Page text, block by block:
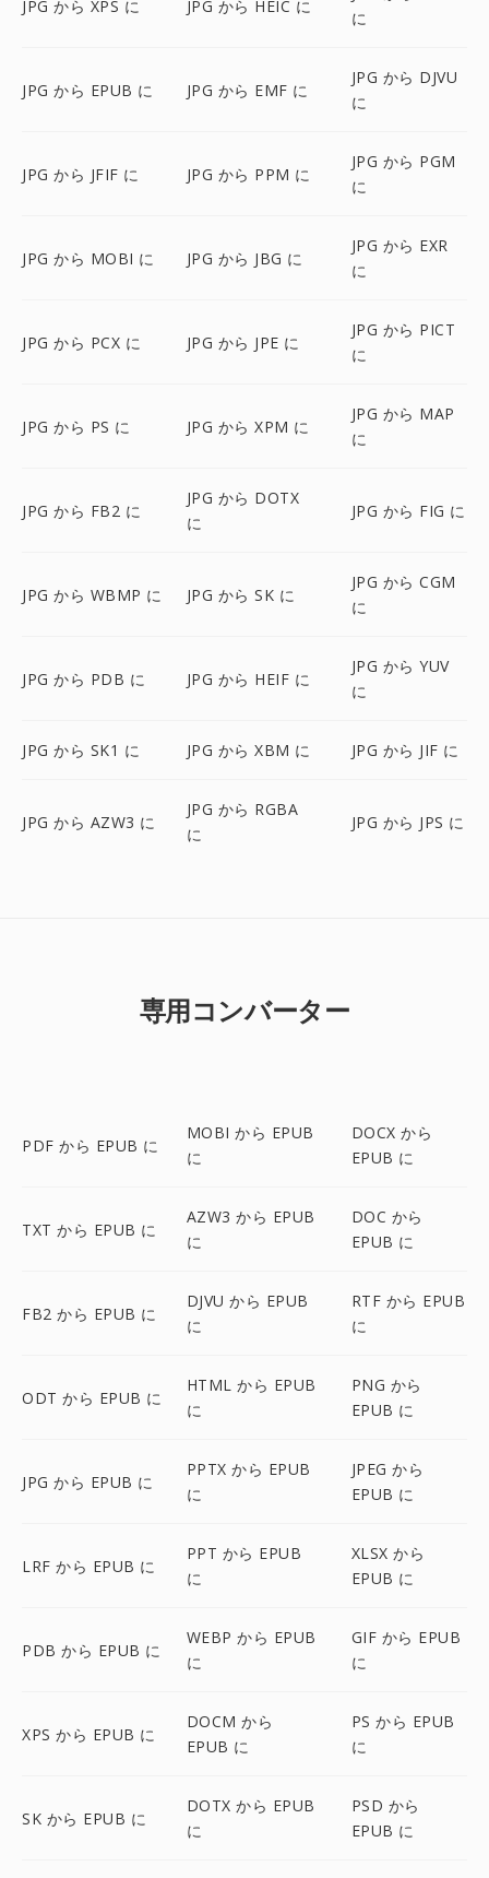
JPG から XPS に JPG から HEIC に
に
JPG から EPUB に JPG から EMF に
JPG から DJVU
に
JPG から JFIF に JPG から PPM に
JPG から PGM
に
JPG から MOBI に JPG から JBG に
JPG から EXR
に
JPG から PCX に JPG から JPE に
JPG から PICT
に
JPG から PS に JPG から XPM に
JPG から MAP
に
JPG から FB2 に
JPG から DOTX
に
JPG から FIG に
JPG から WBMP に JPG から SK に
JPG から CGM
に
JPG から PDB に JPG から HEIF に
JPG から YUV
に
JPG から SK1 に JPG から XBM に JPG から JIF に
JPG から AZW3 に
JPG から RGBA
に
JPG から JPS に
専用コンバーター
PDF から EPUB に
MOBI から EPUB
に
DOCX から
EPUB に
TXT から EPUB に
AZW3 から EPUB
に
DOC から
EPUB に
FB2 から EPUB に
DJVU から EPUB
に
RTF から EPUB
に
ODT から EPUB に
HTML から EPUB
に
PNG から
EPUB に
JPG から EPUB に
PPTX から EPUB
に
JPEG から
EPUB に
LRF から EPUB に
PPT から EPUB
に
XLSX から
EPUB に
PDB から EPUB に
WEBP から EPUB
に
GIF から EPUB
に
XPS から EPUB に
DOCM から
EPUB に
PS から EPUB
に
SK から EPUB に
DOTX から EPUB
に
PSD から
EPUB に